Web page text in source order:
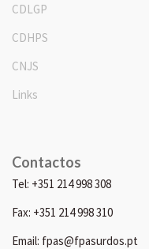
CDLGP
CDHPS
CNJS
Links
Contactos
Tel: +351 214 998 308
Fax: +351 214 998 310
Email: fpas@fpasurdos.pt